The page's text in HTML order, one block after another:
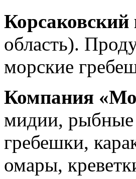
область).
морские
Компания
мидии, рыбные
гребешки,
омары,